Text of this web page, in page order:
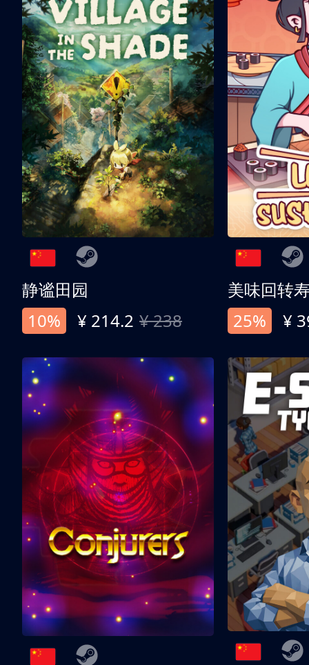
静谧田园
10%
¥ 214.2 ¥ 238
美味回转
25%
¥